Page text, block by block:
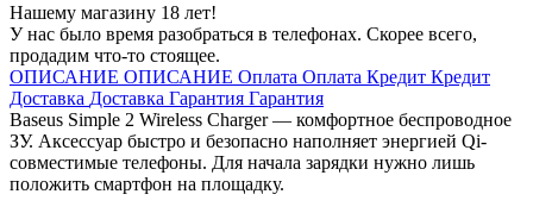
Нашему магазину 18 лет!
У нас было время разобраться в телефонах. Скорее всего,
продадим что-то стоящее.
ОПИСАНИЕ ОПИСАНИЕ Оплата Оплата Кредит Кредит
Доставка Доставка Гарантия Гарантия
Baseus Simple 2 Wireless Charger — комфортное беспроводное
ЗУ. Аксессуар быстро и безопасно наполняет энергией Qi-
совместимые телефоны. Для начала зарядки нужно лишь
положить смартфон на площадку.